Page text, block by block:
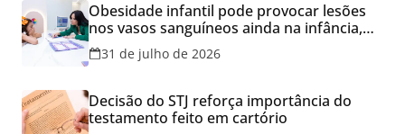
Obesidade infantil pode provocar lesões
nos vasos sanguíneos ainda na infância,
alerta estudo
31 de julho de 2026
Decisão do STJ reforça importância do
testamento feito em cartório